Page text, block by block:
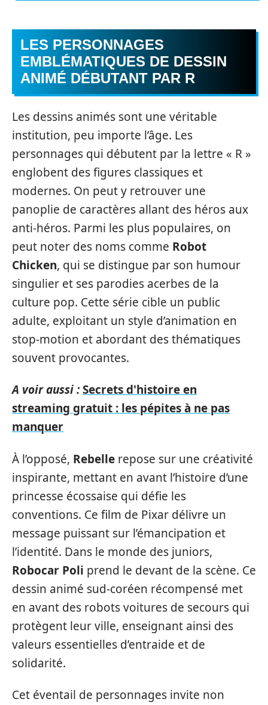
LES PERSONNAGES
EMBLÉMATIQUES DE DESSIN
ANIMÉ DÉBUTANT PAR R
Les dessins animés sont une véritable
institution, peu importe l’âge. Les
personnages qui débutent par la lettre « R »
englobent des figures classiques et
modernes. On peut y retrouver une
panoplie de caractères allant des héros aux
anti-héros. Parmi les plus populaires, on
peut noter des noms comme Robot
Chicken, qui se distingue par son humour
singulier et ses parodies acerbes de la
culture pop. Cette série cible un public
adulte, exploitant un style d’animation en
stop-motion et abordant des thématiques
souvent provocantes.
A voir aussi :Secrets d'histoire en
streaming gratuit : les pépites à ne pas
manquer
À l’opposé, Rebelle repose sur une créativité
inspirante, mettant en avant l’histoire d’une
princesse écossaise qui défie les
conventions. Ce film de Pixar délivre un
message puissant sur l’émancipation et
l’identité. Dans le monde des juniors,
Robocar Poli prend le devant de la scène. Ce
dessin animé sud-coréen récompensé met
en avant des robots voitures de secours qui
protègent leur ville, enseignant ainsi des
valeurs essentielles d’entraide et de
solidarité.
Cet éventail de personnages invite non